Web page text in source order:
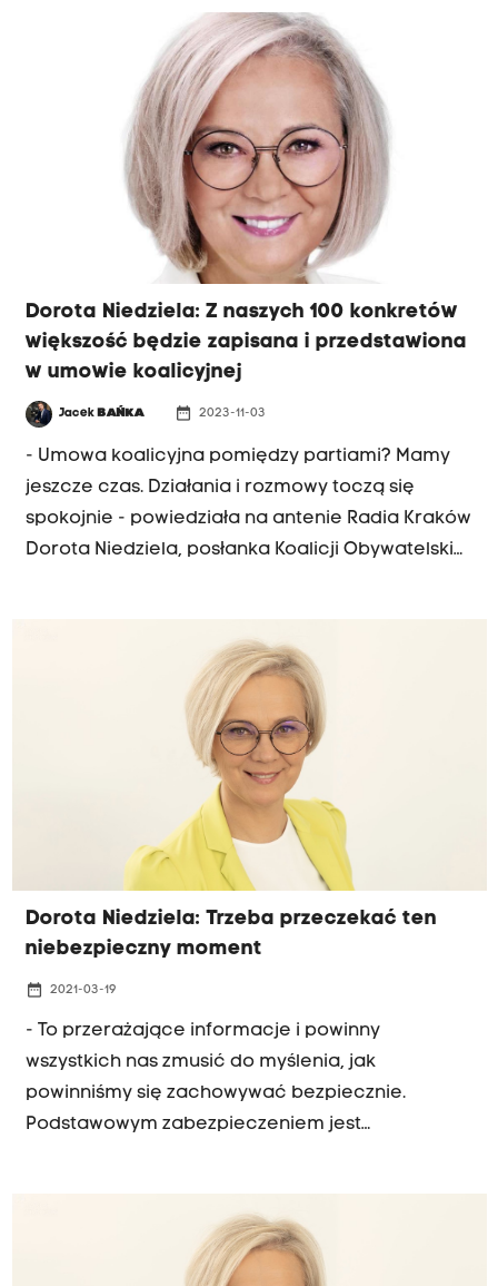
Dorota Niedziela: Z naszych 100 konkretów
większość będzie zapisana i przedstawiona
w umowie koalicyjnej
Jacek BAŃKA date_range 2023-11-03
- Umowa koalicyjna pomiędzy partiami? Mamy
jeszcze czas. Działania i rozmowy toczą się
spokojnie - powiedziała na antenie Radia Kraków
Dorota Niedziela, posłanka Koalicji Obywatelskiej.
spodziewać się już niedługo. Z naszych stu
konkretów większość będzie przedstawiona i
zapisana, a jedną z pierwszych ma być
podwyżka dla nauczycieli" - mówiła. Posłanka
dodała, że symbolem zmian będą metalowe
barierki, które mają zniknąć sprzed Sejmu.
"Obywatel ma mieć możliwość skorzystania z
biura przepustek, a nie być odgradzanym od
posłów przez bariery" - dodała Dorota Niedziela.
Dorota Niedziela: Trzeba przeczekać ten
niebezpieczny moment
date_range 2021-03-19
- To przerażające informacje i powinny
wszystkich nas zmusić do myślenia, jak
powinniśmy się zachowywać bezpiecznie.
Podstawowym zabezpieczeniem jest
aktywności i przeczekać ten moment - tak o
wracającym lockdownie w kraju oraz lawinowym
wzroście zakażeń koronawirusem mówiła na